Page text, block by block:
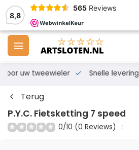
8,8
565 Reviews
voor uw tweewieler Snelle levering
Terug
P.Y.C. Fietsketting 7 speed
0/10 (0 Reviews)